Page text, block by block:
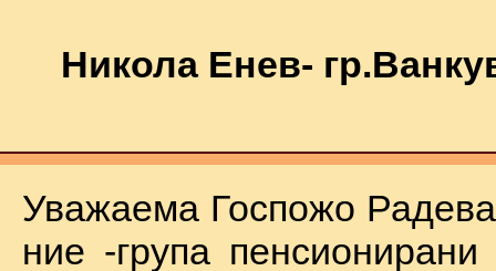
Никола Енев-
Уважаема Госпожо
ние -група